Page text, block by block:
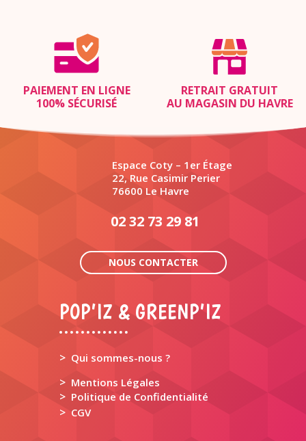
PAIEMENT EN LIGNE
100% SÉCURISÉ
RETRAIT GRATUIT
AU MAGASIN DU HAVRE
Espace Coty – 1er Étage
22, Rue Casimir Perier
76600 Le Havre
02 32 73 29 81
NOUS CONTACTER
POP’IZ & GREENP’IZ
> Qui sommes-nous ?
> Mentions Légales
> Politique de Confidentialité
> CGV